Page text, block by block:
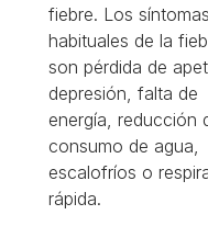
fiebre. Los síntomas
habituales de la
son pérdida de
depresión, falta de
energía, reducción
consumo de agua,
escalofríos o
rápida.